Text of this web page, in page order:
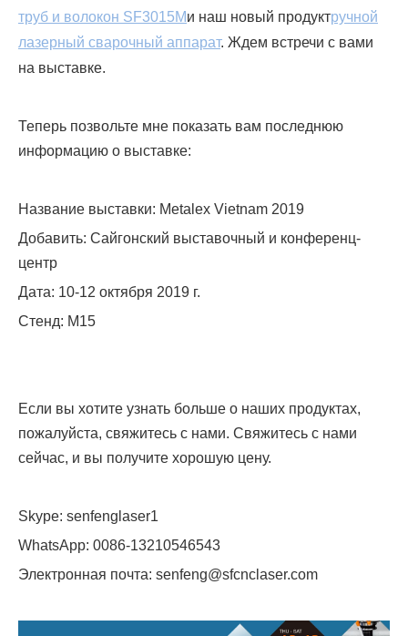
труб и волокон SF3015Mи наш новый продуктручной
лазерный сварочный аппарат. Ждем встречи с вами
на выставке.
Теперь позвольте мне показать вам последнюю
информацию о выставке:
Название выставки: Metalex Vietnam 2019
Добавить: Сайгонский выставочный и конференц-
центр
Дата: 10-12 октября 2019 г.
Стенд: M15
Если вы хотите узнать больше о наших продуктах,
пожалуйста, свяжитесь с нами. Свяжитесь с нами
сейчас, и вы получите хорошую цену.
Skype: senfenglaser1
WhatsApp: 0086-13210546543
Электронная почта: senfeng@sfcnclaser.com